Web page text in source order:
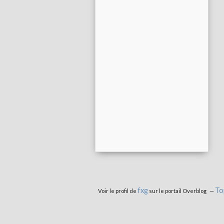
Voir le profil de fxgsur le portail Overblog